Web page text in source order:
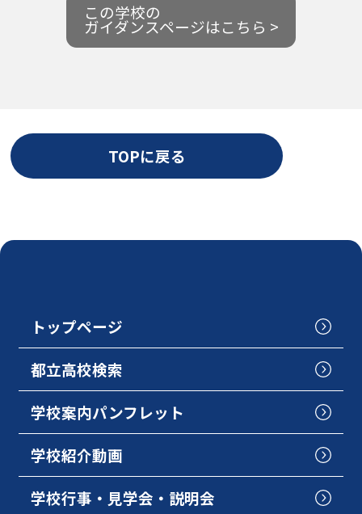
この学校の
ガイダンスページはこちら >
TOPに戻る
トップページ
都立高校検索
学校案内パンフレット
学校紹介動画
学校行事・見学会・説明会